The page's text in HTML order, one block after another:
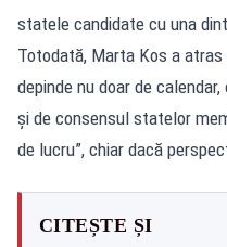
statele candidate cu una
Totodată, Marta Kos a
depinde nu doar de
și de consensul statelor
de lucru”, chiar dacă
CITEȘTE ȘI